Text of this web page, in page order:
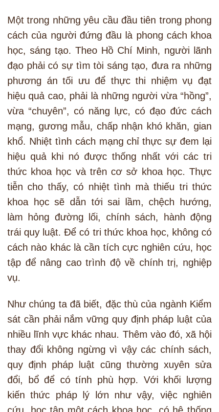
Một trong những yêu cầu đầu tiên trong phong
cách của người đứng đầu là phong cách khoa
học, sáng tạo. Theo Hồ Chí Minh, người lãnh
đạo phải có sự tìm tòi sáng tạo, đưa ra những
phương án tối ưu để thực thi nhiệm vụ đạt
hiệu quả cao, phải là những người vừa “hồng”,
vừa “chuyên”, có năng lực, có đạo đức cách
mạng, gương mẫu, chấp nhận khó khăn, gian
khổ. Nhiệt tình cách mạng chỉ thực sự đem lại
hiệu quả khi nó được thống nhất với các tri
thức khoa học và trên cơ sở khoa học. Thực
tiễn cho thấy, có nhiệt tình mà thiếu tri thức
khoa học sẽ dẫn tới sai lầm, chệch hướng,
làm hỏng đường lối, chính sách, hành động
trái quy luật. Để có tri thức khoa học, không có
cách nào khác là cần tích cực nghiên cứu, học
tập để nâng cao trình độ về chính trị, nghiệp
vụ.
Như chúng ta đã biết, đặc thù của ngành Kiểm
sát cần phải nắm vững quy định pháp luật của
nhiều lĩnh vực khác nhau. Thêm vào đó, xã hội
thay đổi không ngừng vì vậy các chính sách,
quy định pháp luật cũng thường xuyên sửa
đổi, bổ để có tính phù hợp. Với khối lượng
kiến thức pháp lý lớn như vậy, việc nghiên